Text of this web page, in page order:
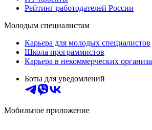
Рейтинг работодателей России
Молодым специалистам
Карьера для молодых специалистов
Школа программистов
Карьера в некоммерческих
Боты для уведомлений
Мобильное приложение